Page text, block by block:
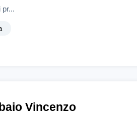
pr...
Vincenzo